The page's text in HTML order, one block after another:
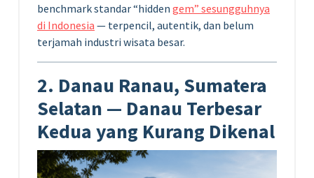
benchmark standar “hidden gem” sesungguhnya
di Indonesia — terpencil, autentik, dan belum
terjamah industri wisata besar.
2. Danau Ranau, Sumatera
Selatan — Danau Terbesar
Kedua yang Kurang Dikenal